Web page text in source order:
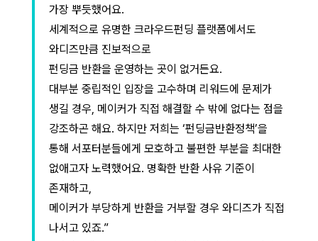
가장 뿌듯했어요.
세계적으로 유명한 크라우드펀딩 플랫폼에서도
와디즈만큼 진보적으로
펀딩금 반환을 운영하는 곳이 없거든요.
대부분 중립적인 입장을 고수하며 리워드에 문제가
생길 경우, 메이커가 직접 해결할 수 밖에 없다는 점을
강조하곤 해요. 하지만 저희는 ‘펀딩금반환정책’을
통해 서포터분들에게 모호하고 불편한 부분을 최대한
없애고자 노력했어요. 명확한 반환 사유 기준이
존재하고,
메이커가 부당하게 반환을 거부할 경우 와디즈가 직접
나서고 있죠.”